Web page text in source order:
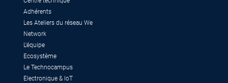
Adhérents
Les Ateliers du réseau We
Network
L’équipe
Ecosystème
Le Technocampus
Electronique & IoT